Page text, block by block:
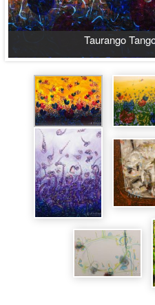
Taurango